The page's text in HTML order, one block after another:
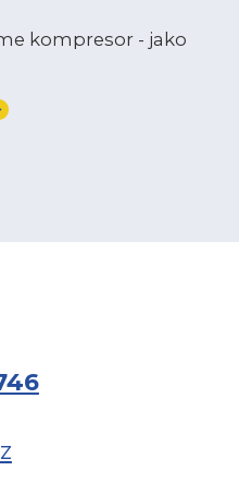
kompresor - jako